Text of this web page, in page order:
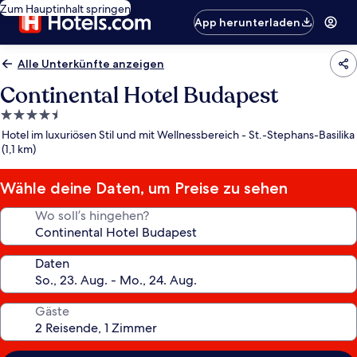
Zum Hauptinhalt springen
App herunterladen
Alle Unterkünfte anzeigen
Continental Hotel Budapest
4.5-
Sterne-
Unterkunft
Hotel im luxuriösen Stil und mit Wellnessbereich - St.-Stephans-Basilika
(1,1 km)
Wähle deine Daten, um Preise zu sehen
Wo soll’s hingehen?
Daten
Gäste